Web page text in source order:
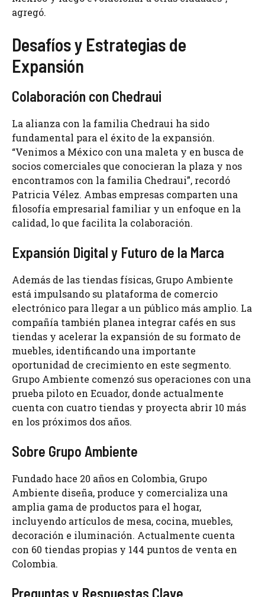
agregó.
Desafíos y Estrategias de
Expansión
Colaboración con Chedraui
La alianza con la familia Chedraui ha sido
fundamental para el éxito de la expansión.
“Venimos a México con una maleta y en busca de
socios comerciales que conocieran la plaza y nos
encontramos con la familia Chedraui”, recordó
Patricia Vélez. Ambas empresas comparten una
filosofía empresarial familiar y un enfoque en la
calidad, lo que facilita la colaboración.
Expansión Digital y Futuro de la Marca
Además de las tiendas físicas, Grupo Ambiente
está impulsando su plataforma de comercio
electrónico para llegar a un público más amplio. La
compañía también planea integrar cafés en sus
tiendas y acelerar la expansión de su formato de
muebles, identificando una importante
oportunidad de crecimiento en este segmento.
Grupo Ambiente comenzó sus operaciones con una
prueba piloto en Ecuador, donde actualmente
cuenta con cuatro tiendas y proyecta abrir 10 más
en los próximos dos años.
Sobre Grupo Ambiente
Fundado hace 20 años en Colombia, Grupo
Ambiente diseña, produce y comercializa una
amplia gama de productos para el hogar,
incluyendo artículos de mesa, cocina, muebles,
decoración e iluminación. Actualmente cuenta
con 60 tiendas propias y 144 puntos de venta en
Colombia.
Preguntas y Respuestas Clave